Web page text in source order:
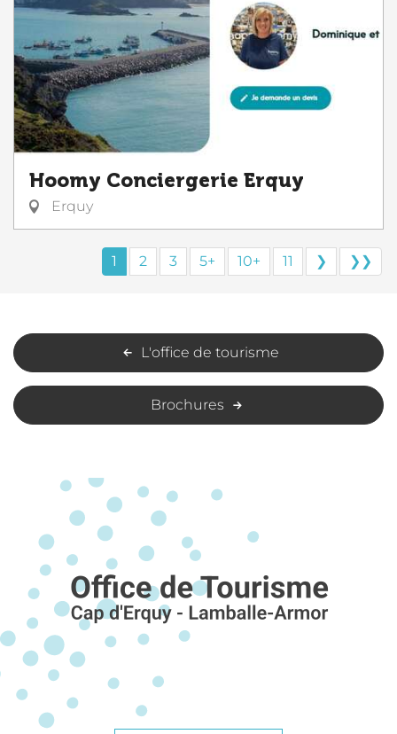
Hoomy Conciergerie Erquy
Erquy
1 2 3 5+ 10+ 11 ❯ ❯❯
L'office de tourisme
Brochures